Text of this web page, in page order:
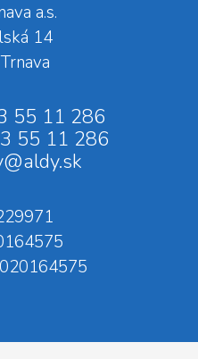
a.s.
14
55 11 286
55 11 286